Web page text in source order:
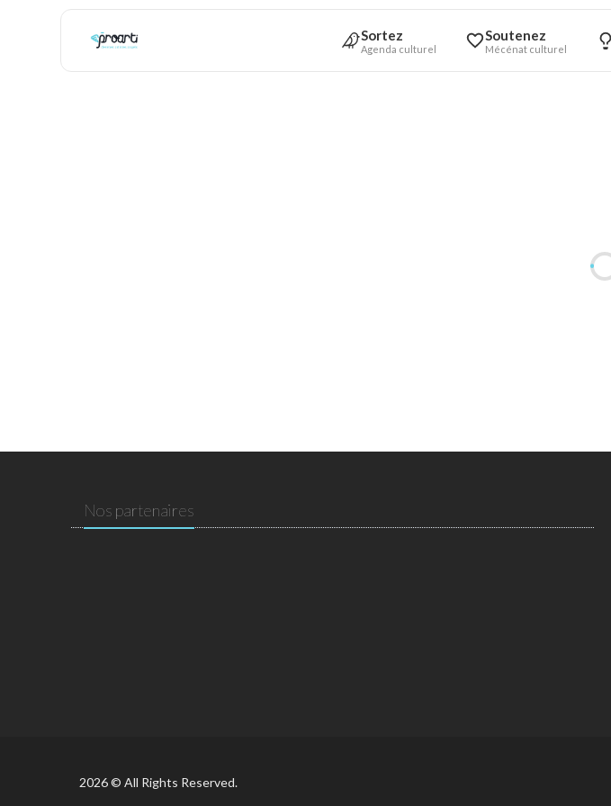
Sortez
Agenda culturel
Soutenez
Mécénat culturel
Nos partenaires
2026 © All Rights Reserved.